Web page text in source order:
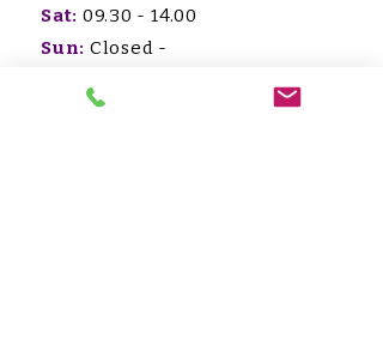
Sat: 09.30 - 14.00
Sun: Closed -